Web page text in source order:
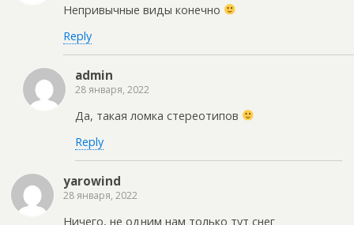
Непривычные виды конечно
Reply
admin
28 января, 2022
Да, такая ломка стереотипов
Reply
yarowind
28 января, 2022
Ничего, не одним нам только тут снег